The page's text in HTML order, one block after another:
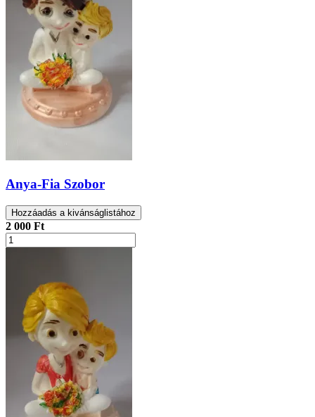
Anya-Fia Szobor
Hozzáadás a kivánságlistához
2 000 Ft